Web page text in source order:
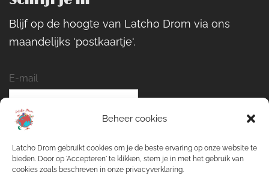
Beheer cookies
Latcho Drom gebruikt cookies om je de beste ervaring op onze website te
bieden. Door op 'Accepteren' te klikken, stem je in met het gebruik van
cookies zoals beschreven in onze privacyverklaring.
Blijf op de hoogte van Latcho Drom via ons
maandelijks 'postkaartje'.
E-mail
Naam